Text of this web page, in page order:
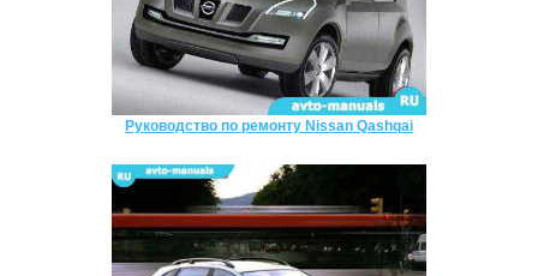
Руководство по ремонту Nissan Qashqai